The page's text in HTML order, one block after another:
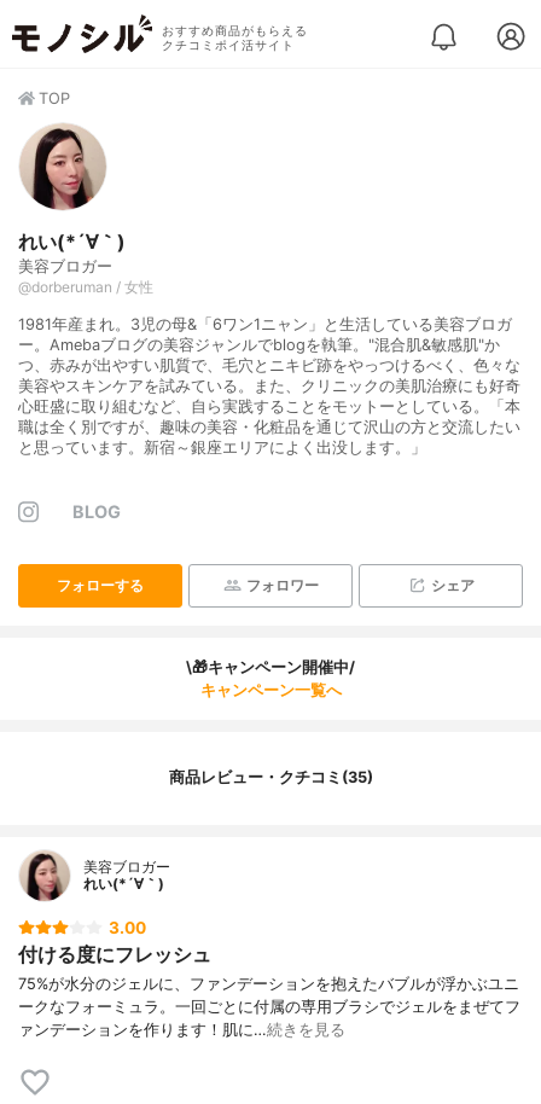
おすすめ商品がもらえる
クチコミポイ活サイト
TOP
れい(*´∀｀)
美容ブロガー
@dorberuman / 女性
1981年産まれ。3児の母&「6ワン1ニャン」と生活している美容ブロガ
ー。Amebaブログの美容ジャンルでblogを執筆。"混合肌&敏感肌"か
つ、赤みが出やすい肌質で、毛穴とニキビ跡をやっつけるべく、色々な
美容やスキンケアを試みている。また、クリニックの美肌治療にも好奇
心旺盛に取り組むなど、自ら実践することをモットーとしている。「本
職は全く別ですが、趣味の美容・化粧品を通じて沢山の方と交流したい
と思っています。新宿～銀座エリアによく出没します。」
BLOG
フォローする フォロワー シェア
\🎁キャンペーン開催中/
キャンペーン一覧へ
商品レビュー・クチコミ(35)
美容ブロガー
れい(*´∀｀)
3.00
付ける度にフレッシュ
75%が水分のジェルに、ファンデーションを抱えたバブルが浮かぶユニ
ークなフォーミュラ。一回ごとに付属の専用ブラシでジェルをまぜてフ
ァンデーションを作ります！肌に…続きを見る